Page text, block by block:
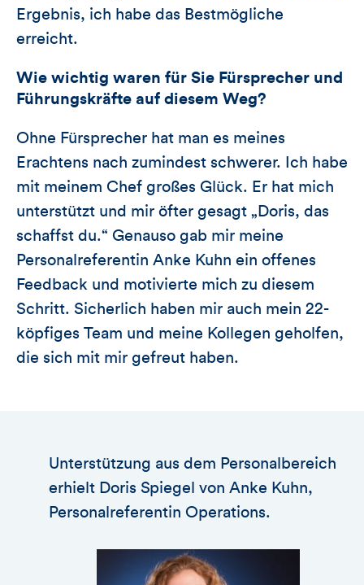
Ergebnis, ich habe das Bestmögliche
erreicht.
Wie wichtig waren für Sie Fürsprecher und
Führungskräfte auf diesem Weg?
Ohne Fürsprecher hat man es meines
Erachtens nach zumindest schwerer. Ich habe
mit meinem Chef großes Glück. Er hat mich
unterstützt und mir öfter gesagt „Doris, das
schaffst du.“ Genauso gab mir meine
Personalreferentin Anke Kuhn ein offenes
Feedback und motivierte mich zu diesem
Schritt. Sicherlich haben mir auch mein 22-
köpfiges Team und meine Kollegen geholfen,
die sich mit mir gefreut haben.
Unterstützung aus dem Personalbereich
erhielt Doris Spiegel von Anke Kuhn,
Personalreferentin Operations.